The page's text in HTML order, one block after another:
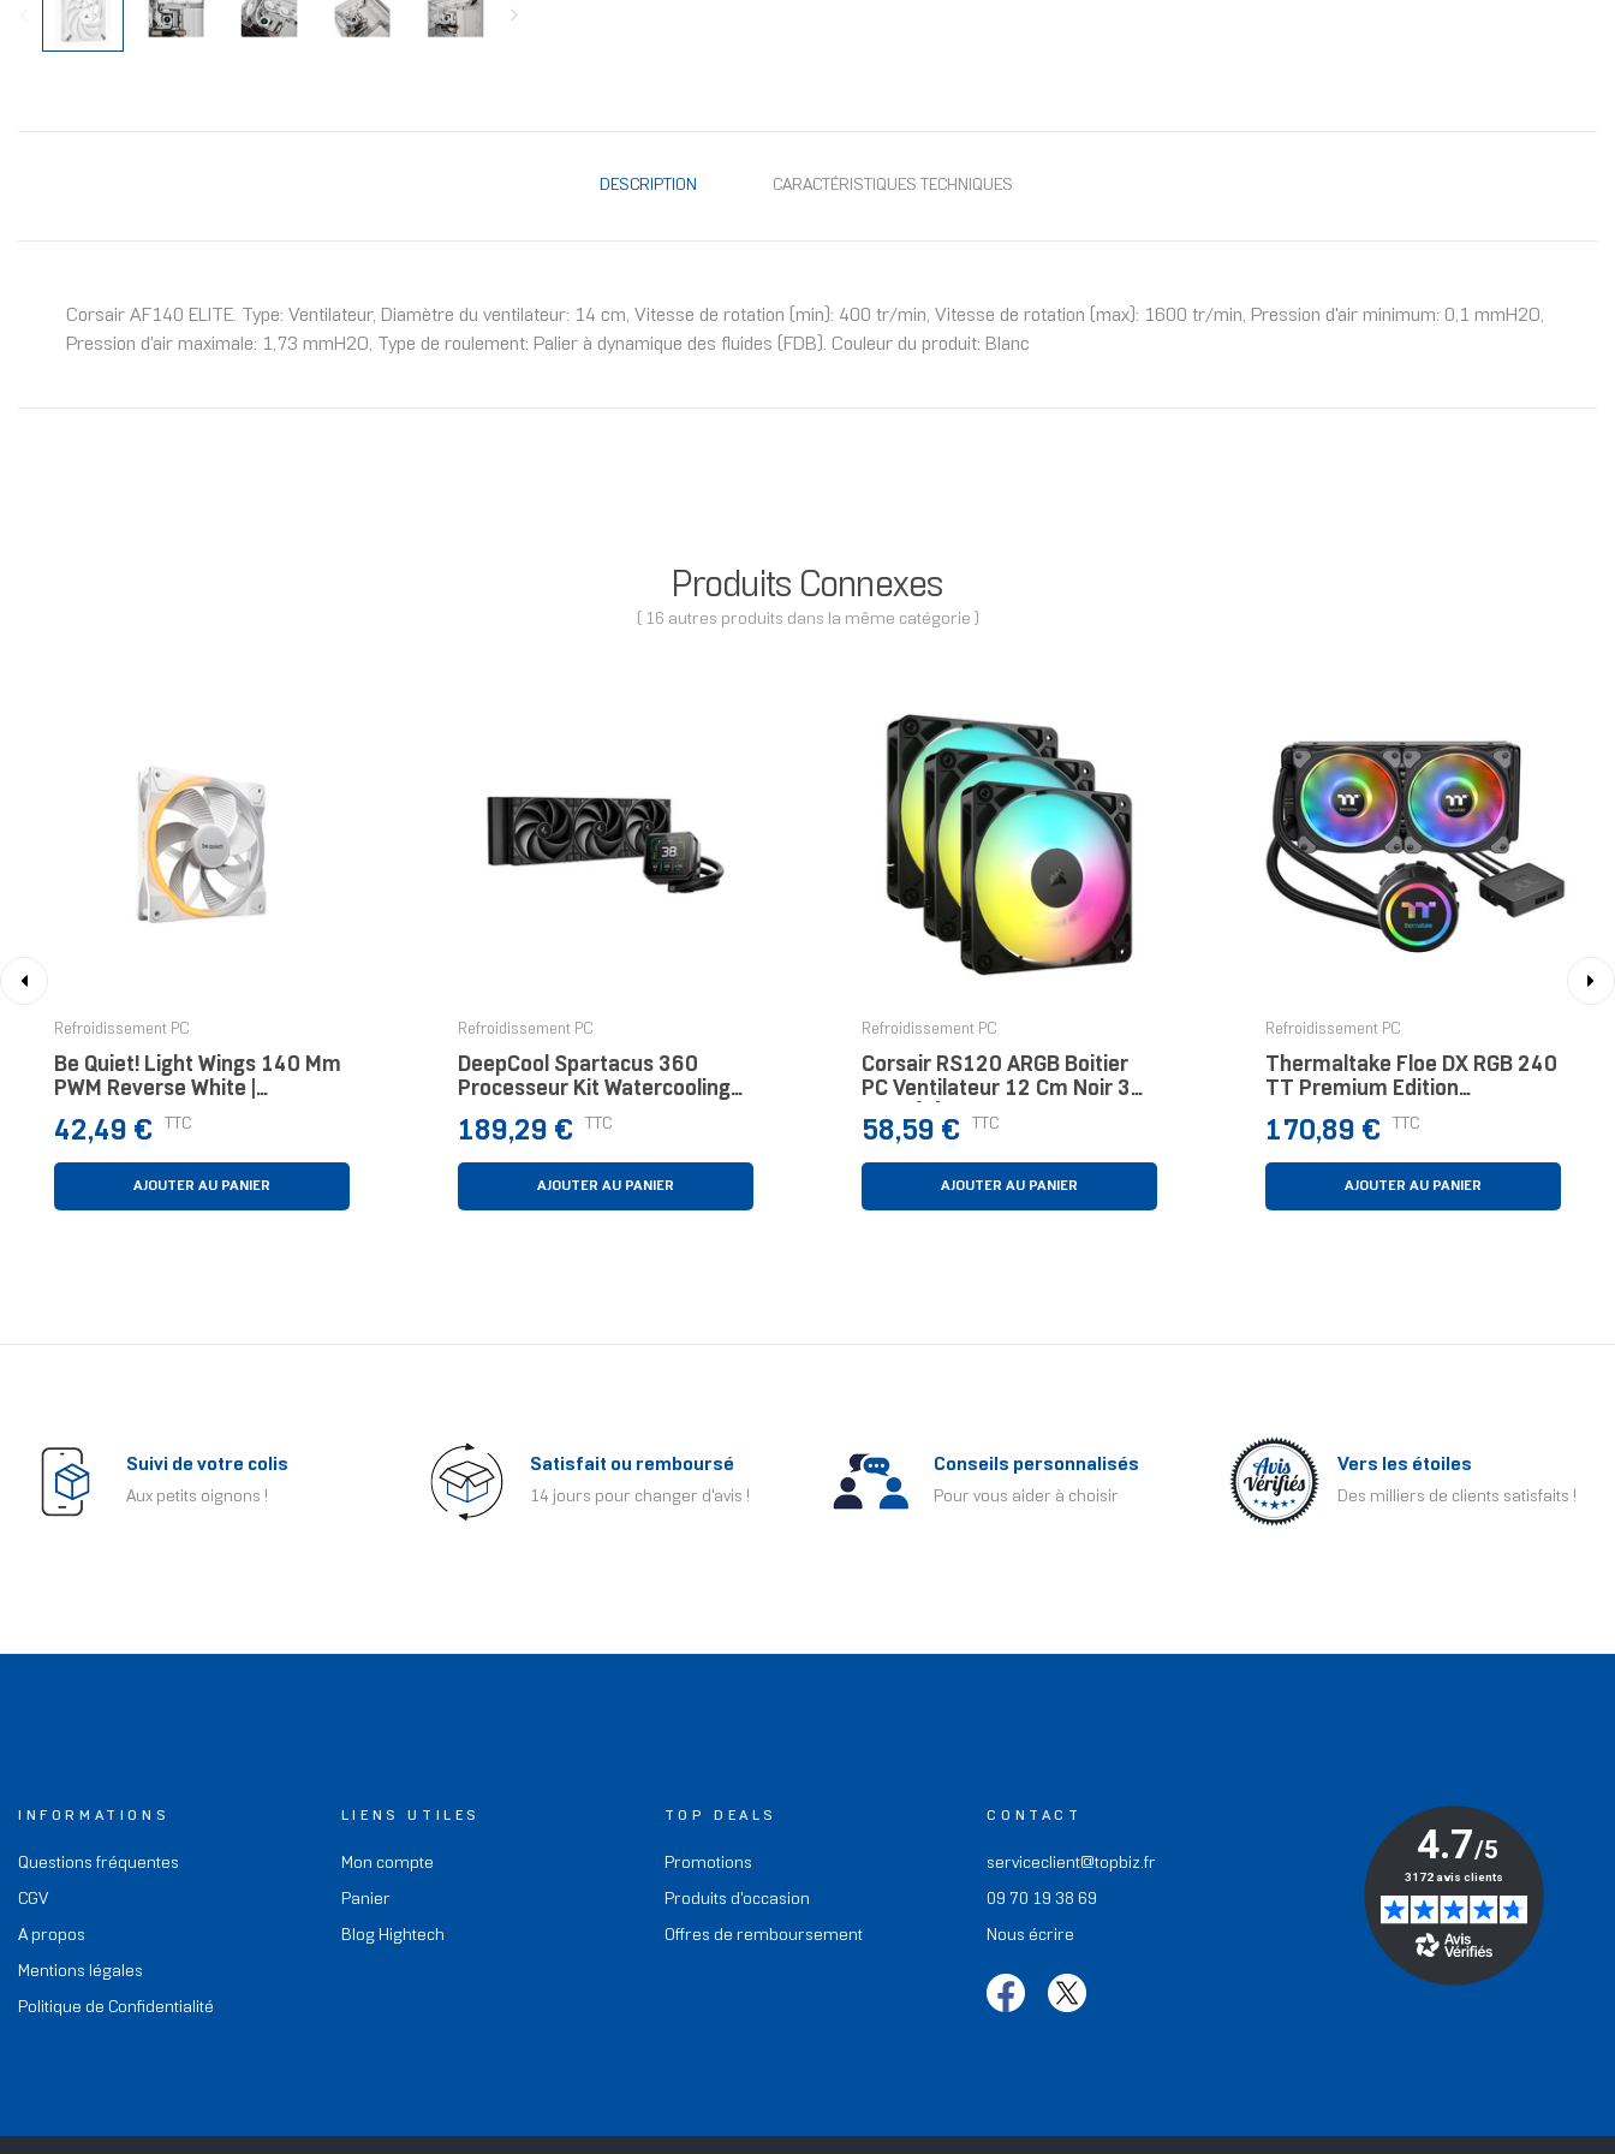
DESCRIPTION CARACTÉRISTIQUES TECHNIQUES
Corsair AF140 ELITE. Type: Ventilateur, Diamètre du ventilateur: 14 cm, Vitesse de rotation (min): 400 tr/min, Vitesse de rotation (max): 1600 tr/min, Pression d'air minimum: 0,1 mmH2O,
Pression d'air maximale: 1,73 mmH2O, Type de roulement: Palier à dynamique des fluides (FDB). Couleur du produit: Blanc
Produits Connexes
( 16 autres produits dans la même catégorie )
Refroidissement PC
Be Quiet! Light Wings 140 Mm
PWM Reverse White |
Ventilateur PC ARGB Reverse
Blanc
Prix
42,49 € TTC
AJOUTER AU PANIER
Refroidissement PC
DeepCool Spartacus 360
Processeur Kit Watercooling
Prix
189,29 € TTC
AJOUTER AU PANIER
Refroidissement PC
Corsair RS120 ARGB Boitier
PC Ventilateur 12 Cm Noir 3
Prix
58,59 € TTC
AJOUTER AU PANIER
Refroidissement PC
Thermaltake Floe DX RGB 240
TT Premium Edition
Processeur Kit Watercooling
Noir 1 Pièce(s)
Prix
170,89 € TTC
AJOUTER AU PANIER
Suivi de votre colis
Aux petits oignons !
Satisfait ou remboursé
14 jours pour changer d'avis !
Conseils personnalisés
Pour vous aider à choisir
Vers les étoiles
Des milliers de clients satisfaits !
INFORMATIONS
Questions fréquentes
CGV
A propos
Mentions légales
Politique de Confidentialité
LIENS UTILES
Mon compte
Panier
Blog Hightech
TOP DEALS
Promotions
Produits d'occasion
Offres de remboursement
CONTACT
serviceclient@topbiz.fr
09 70 19 38 69
Nous écrire